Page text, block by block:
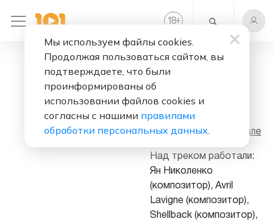
18+
Smile
Альбом:Небо На Земле
Над треком работали:
Ян Николенко
(композитор), Avril
Lavigne (композитор),
Shellback (композитор),
Мы используем файлы cookies.
Продолжая пользоваться сайтом, вы
подтверждаете, что были
проинформированы об
использовании файлов cookies и
согласны с нашими правилами
обработки персональных данных.